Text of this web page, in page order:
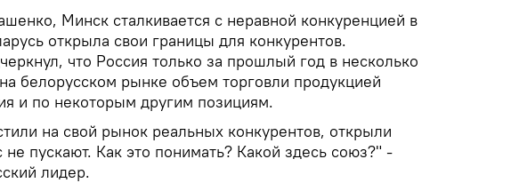
Минск сталкивается с неравной конкуренцией в
открыла свои границы для конкурентов.
что Россия только за прошлый год в несколько
белорусском рынке объем торговли продукцией
и по некоторым другим позициям.
на свой рынок реальных конкурентов, открыли
пускают. Как это понимать? Какой здесь союз?" -
лидер.